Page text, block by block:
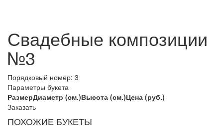
Свадебные композиции
№3
Порядковый номер: 3
Параметры букета
РазмерДиаметр (см.)Высота (см.)Цена (руб.)
Заказать
ПОХОЖИЕ БУКЕТЫ